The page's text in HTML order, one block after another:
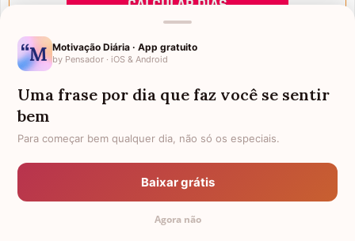
Mensagens de Aniversário
FALTAM 3 DIAS PARA O MEU
ANIVERSÁRIO
Motivação Diária · App gratuito
by Pensador · iOS & Android
Uma frase por dia que faz você se sentir
bem
Para começar bem qualquer dia, não só os especiais.
Baixar grátis
Agora não